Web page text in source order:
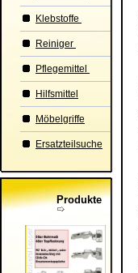
Klebstoffe
Reiniger
Pflegemittel
Hilfsmittel
Möbelgriffe
Ersatzteilsuche
Produkte